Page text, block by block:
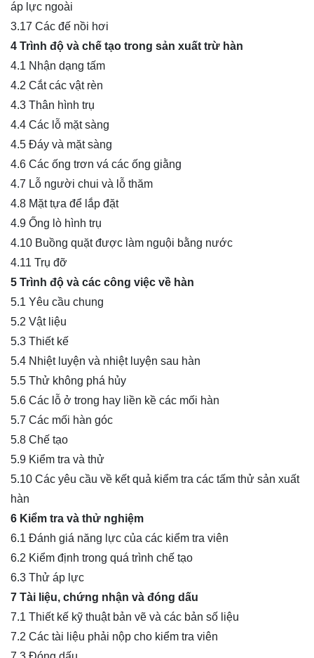
áp lực ngoài
3.17 Các đế nồi hơi
4 Trình độ và chế tạo trong sản xuất trừ hàn
4.1 Nhận dạng tấm
4.2 Cắt các vật rèn
4.3 Thân hình trụ
4.4 Các lỗ mặt sàng
4.5 Đáy và mặt sàng
4.6 Các ống trơn vá các ống giằng
4.7 Lỗ người chui và lỗ thăm
4.8 Mặt tựa để lắp đặt
4.9 Ống lò hình trụ
4.10 Buồng quặt được làm nguội bằng nước
4.11 Trụ đỡ
5 Trình độ và các công việc về hàn
5.1 Yêu cầu chung
5.2 Vật liệu
5.3 Thiết kế
5.4 Nhiệt luyện và nhiệt luyện sau hàn
5.5 Thử không phá hủy
5.6 Các lỗ ở trong hay liền kề các mối hàn
5.7 Các mối hàn góc
5.8 Chế tạo
5.9 Kiểm tra và thử
5.10 Các yêu cầu về kết quả kiểm tra các tấm thử sản xuất
hàn
6 Kiểm tra và thử nghiệm
6.1 Đánh giá năng lực của các kiểm tra viên
6.2 Kiểm định trong quá trình chế tạo
6.3 Thử áp lực
7 Tài liệu, chứng nhận và đóng dấu
7.1 Thiết kế kỹ thuật bản vẽ và các bản số liệu
7.2 Các tài liệu phải nộp cho kiểm tra viên